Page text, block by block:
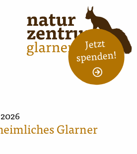
Jetzt
spenden!
Glarner